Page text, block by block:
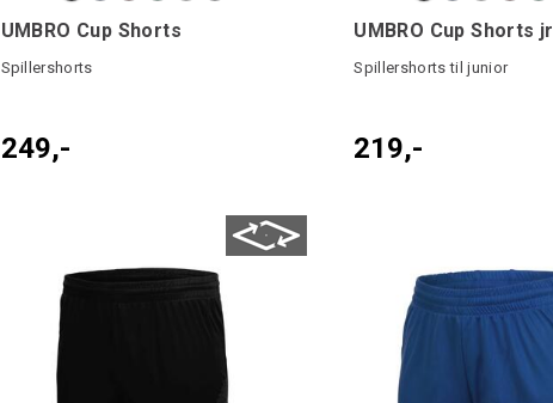
UMBRO Cup Shorts
Spillershorts
249,-
UMBRO Cup Shorts jr
Spillershorts til junior
219,-